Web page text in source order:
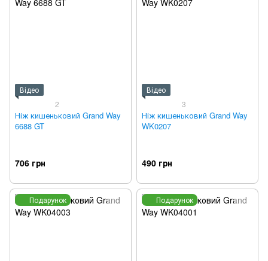
Відео
2
Ніж кишеньковий Grand Way
6688 GT
706 грн
Відео
3
Ніж кишеньковий Grand Way
WK0207
490 грн
Подарунок Подарунок